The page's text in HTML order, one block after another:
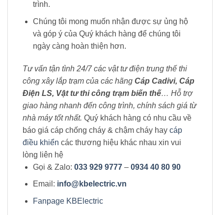
trình.
Chúng tôi mong muốn nhận được sự ủng hộ
và góp ý của Quý khách hàng để chúng tôi
ngày càng hoàn thiện hơn.
Tư vấn tận tình 24/7 các vật tư điện trung thế thi
công xây lắp trạm của các hãng Cáp Cadivi, Cáp
Điện LS, Vật tư thi công trạm biến thế… Hỗ trợ
giao hàng nhanh đến công trình, chính sách giá từ
nhà máy tốt nhất. Quý khách hàng có nhu cầu về
báo giá cáp chống cháy & chậm cháy hay cáp
điều khiển các thương hiệu khác nhau xin vui
lòng liên hệ
Gọi & Zalo: 033 929 9777 – 0934 40 80 90
Email: info@kbelectric.vn
Fanpage KBElectric